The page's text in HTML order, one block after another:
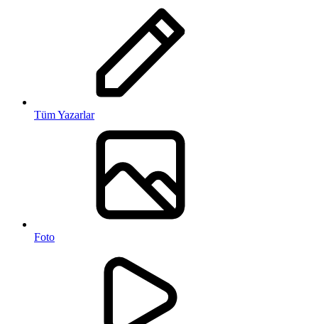
Tüm Yazarlar
Foto